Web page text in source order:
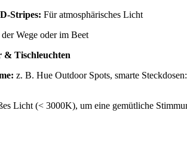
Stripes: Für atmosphärisches Licht
Wege oder im Beet
Tischleuchten
z. B. Hue Outdoor Spots, smarte Steckdosen:
Licht (< 3000K), um eine gemütliche